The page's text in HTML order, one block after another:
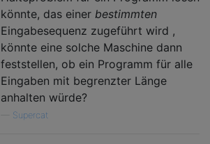
könnte, das einer bestimmten
Eingabesequenz zugeführt wird ,
könnte eine solche Maschine dann
feststellen, ob ein Programm für alle
Eingaben mit begrenzter Länge
anhalten würde?
Supercat